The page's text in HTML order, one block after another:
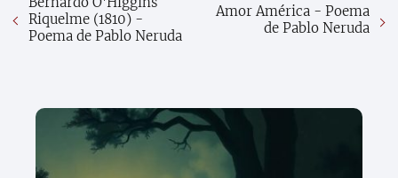
Riquelme (1810) -
Poema de Pablo Neruda
Amor América - Poema
de Pablo Neruda